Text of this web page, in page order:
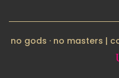
no gods · no masters |